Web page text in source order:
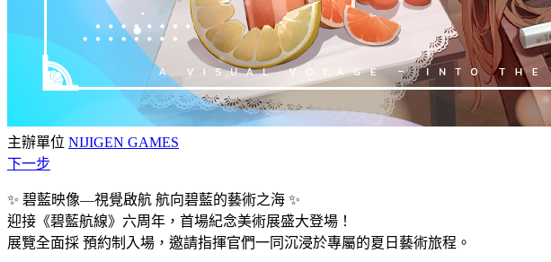
主辦單位 NIJIGEN GAMES
下一步
✨ 碧藍映像—視覺啟航 航向碧藍的藝術之海 ✨
迎接《碧藍航線》六周年，首場紀念美術展盛大登場！
展覽全面採 預約制入場，邀請指揮官們一同沉浸於專屬的夏日藝術旅程。